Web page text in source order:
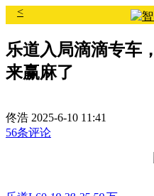
<
乐道入局滴滴专车
来赢麻了
佟浩 2025-6-10 11:41
56条评论